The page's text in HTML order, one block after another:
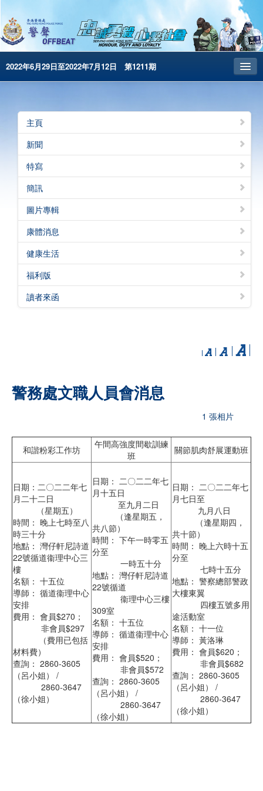
2022年6月29日至2022年7月12日 第1211期
昔日警聲
警務處主頁
简体版
English
電子書版
警聲特刊
主頁
新聞
特寫
簡訊
圖片專輯
康體消息
健康生活
福利版
讀者來函
警務處文職人員會消息
1 張相片
和諧粉彩工作坊
午間高強度間歇訓練
班
關節肌肉舒展運動班
日期：二〇二二年七
月二十二日
（星期五）
時間： 晚上七時至八
時三十分
地點： 灣仔軒尼詩道
22號循道衞理中心三
樓
名額： 十五位
導師： 循道衞理中心
安排
費用： 會員$270；
非會員$297
（費用已包括
材料費）
查詢： 2860-3605
（呂小姐） /
2860-3647
（徐小姐）
日期： 二〇二二年七
月十五日
至九月二日
（逢星期五，
共八節）
時間： 下午一時零五
分至
一時五十分
地點： 灣仔軒尼詩道
22號循道
衞理中心三樓
309室
名額： 十五位
導師： 循道衞理中心
安排
費用： 會員$520；
非會員$572
查詢： 2860-3605
（呂小姐） /
2860-3647
（徐小姐）
日期： 二〇二二年七
月七日至
九月八日
（逢星期四，
共十節）
時間： 晚上六時十五
分至
七時十五分
地點： 警察總部警政
大樓東翼
四樓五號多用
途活動室
名額： 十一位
導師： 黃洛琳
費用： 會員$620；
非會員$682
查詢： 2860-3605
（呂小姐） /
2860-3647
（徐小姐）